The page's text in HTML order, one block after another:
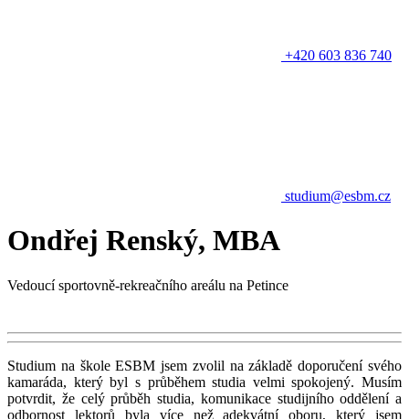
+420 603 836 740
studium@esbm.cz
Ondřej Renský, MBA
Vedoucí sportovně-rekreačního areálu na Petince
Studium na škole ESBM jsem zvolil na základě doporučení svého
kamaráda, který byl s průběhem studia velmi spokojený. Musím
potvrdit, že celý průběh studia, komunikace studijního oddělení a
odbornost lektorů byla více než adekvátní oboru, který jsem